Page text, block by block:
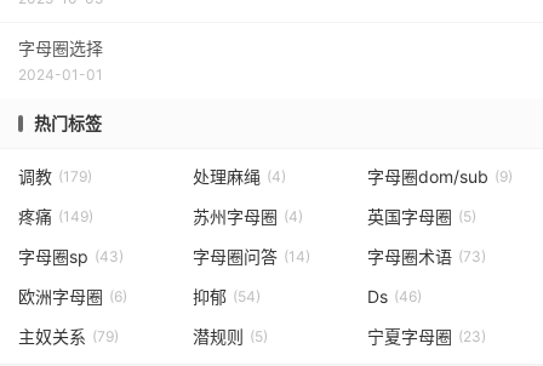
字母圈选择
2024-01-01
热门标签
调教 (179) 处理麻绳 (4) 字母圈dom/sub (9)
疼痛 (149) 苏州字母圈 (4) 英国字母圈 (5)
字母圈sp (43) 字母圈问答 (14) 字母圈术语 (73)
欧洲字母圈 (6) 抑郁 (54) Ds (46)
主奴关系 (79) 潜规则 (5) 宁夏字母圈 (23)